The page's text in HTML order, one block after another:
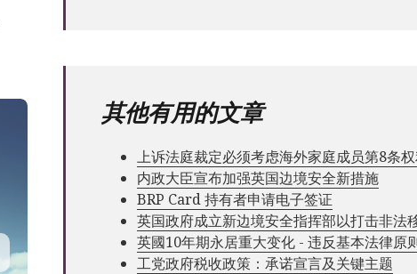
其他有用的文章
上诉法庭裁定必须考虑海外家庭成员第8条
内政大臣宣布加强英国边境安全新措施
BRP Card 持有者申请电子签证
英国政府成立新边境安全指挥部以打击非法
英國10年期永居重大变化 - 违反基本法律原
工党政府税收政策：承诺宣言及关键主题